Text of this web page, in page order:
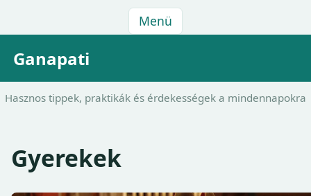
Menü
Ganapati
Hasznos tippek, praktikák és érdekességek a mindennapokra
Gyerekek